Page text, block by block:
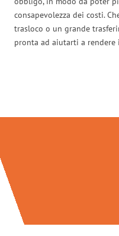
consapevolezza dei costi.
trasloco o un grande
pronta ad aiutarti a